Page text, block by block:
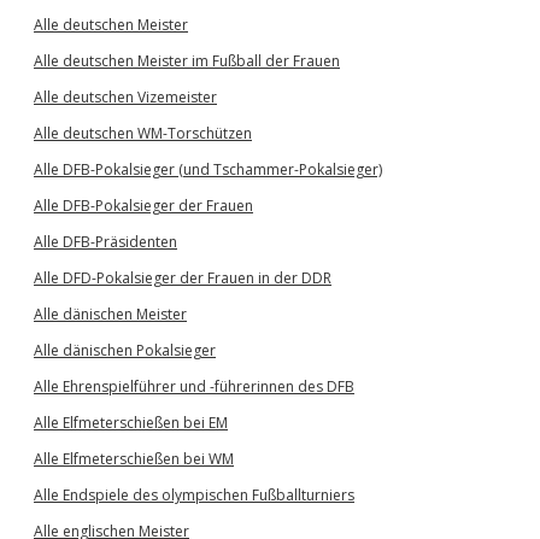
Alle deutschen Meister
Alle deutschen Meister im Fußball der Frauen
Alle deutschen Vizemeister
Alle deutschen WM-Torschützen
Alle DFB-Pokalsieger (und Tschammer-Pokalsieger)
Alle DFB-Pokalsieger der Frauen
Alle DFB-Präsidenten
Alle DFD-Pokalsieger der Frauen in der DDR
Alle dänischen Meister
Alle dänischen Pokalsieger
Alle Ehrenspielführer und -führerinnen des DFB
Alle Elfmeterschießen bei EM
Alle Elfmeterschießen bei WM
Alle Endspiele des olympischen Fußballturniers
Alle englischen Meister